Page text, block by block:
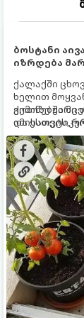
ბოსტანი
იზრდება
ქალაქში
ხელით
გემოზე უარი
იმისათვის,
ბოსტნეულს
ქოთნებში
და
კულტურები
და როგორ